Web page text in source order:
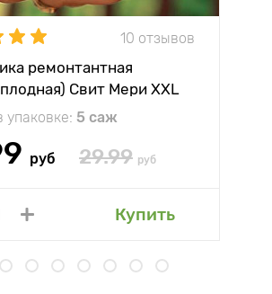
10 отзывов
ремонтантная
Свит Мери XXL
упаковке: 5 саж
руб 29.99 руб
Купить